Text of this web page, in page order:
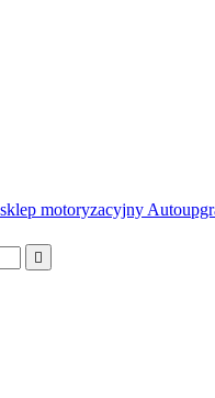
